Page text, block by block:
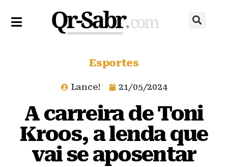
Esportes
Lance! 21/05/2024
A carreira de Toni
Kroos, a lenda que
vai se aposentar